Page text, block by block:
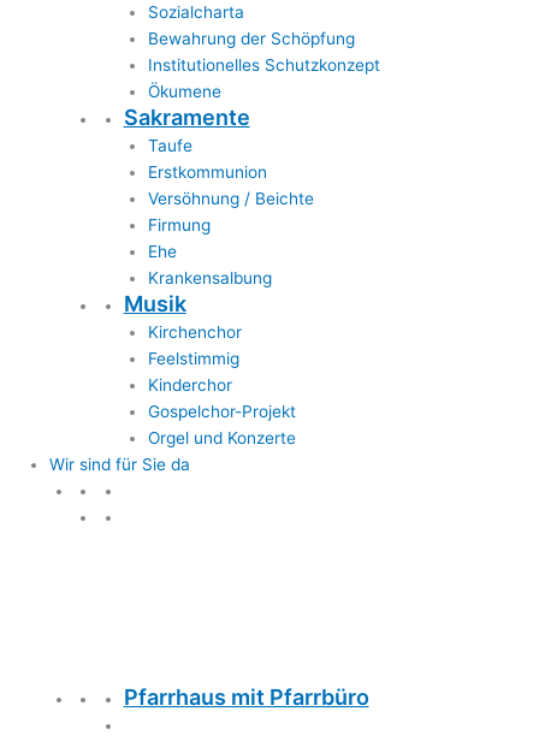
Sozialcharta
Bewahrung der Schöpfung
Institutionelles Schutzkonzept
Ökumene
Sakramente
Taufe
Erstkommunion
Versöhnung / Beichte
Firmung
Ehe
Krankensalbung
Musik
Kirchenchor
Feelstimmig
Kinderchor
Gospelchor-Projekt
Orgel und Konzerte
Wir sind für Sie da
Pfarrhaus mit Pfarrbüro